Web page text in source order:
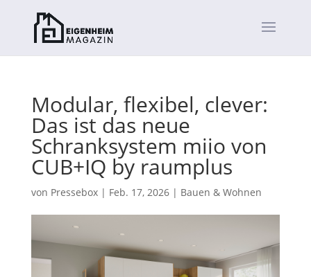
Modular, flexibel, clever:
Das ist das neue
Schranksystem miio von
CUB+IQ by raumplus
von Pressebox| Feb. 17, 2026| Bauen & Wohnen